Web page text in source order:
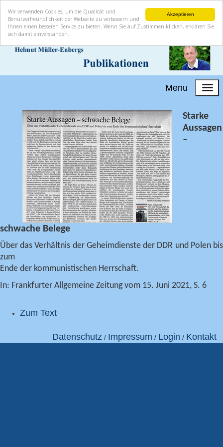
Akzeptieren
Wir verwenden Cookies, um die Qualität und
Benutzerfreundlichkeit der Webseite zu verbessern und
Ihnen einen besseren Service zu bieten. Wenn Sie auf Zustimmen klicken, erklären Sie
sich damit einverstanden.
Menu
Starke
Aussagen
–
schwache Belege
Über das Verhältnis der Geheimdienste der DDR und Polen bis
zum
Ende der kommunistischen Herrschaft.
In: Frankfurter Allgemeine Zeitung vom 15. Juni 2021, S. 6
Zum Text
Datenschutz / Impressum / Login / Kontakt